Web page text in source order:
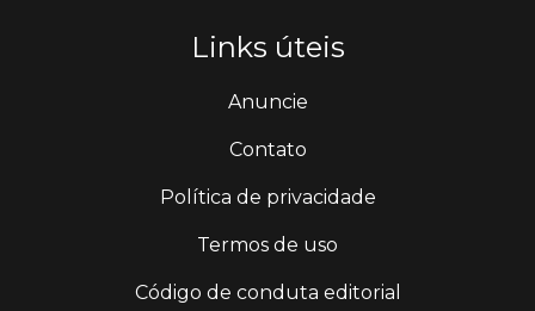
Links úteis
Anuncie
Contato
Política de privacidade
Termos de uso
Código de conduta editorial